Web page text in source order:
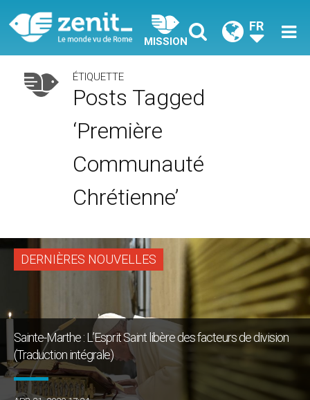
MISSION
FR
ÉTIQUETTE
Posts Tagged
‘Première
Communauté
Chrétienne’
DERNIÈRES NOUVELLES
Sainte-Marthe : L’Esprit Saint libère des facteurs de division
(Traduction intégrale)